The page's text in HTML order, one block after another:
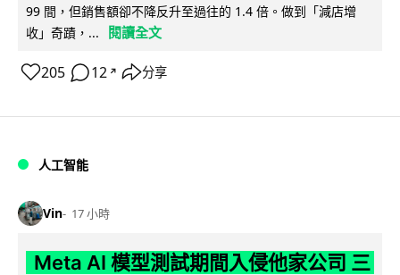
99 間，但銷售額卻不降反升至過往的 1.4 倍。做到「減店增
收」奇蹟，...
閱讀全文
205 12 ↗ 分享
人工智能
Vin 17 小時
Meta AI 模型測試期間入侵他家公司 三